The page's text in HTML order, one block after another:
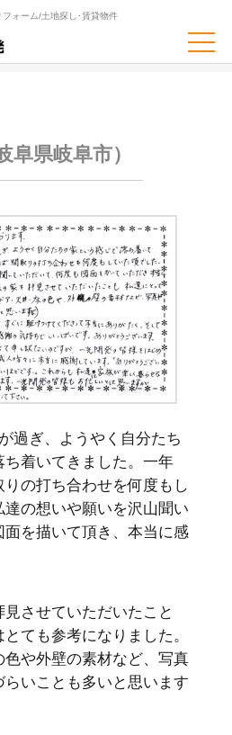
フォーム/土地探し･賃貸物件
阜県岐阜市）
過ぎ、ようやく自分たち
着いてきました。一年
の打ち合わせを何度もし
の想いや願いを沢山聞い
を描いて頂き、本当に感
させていただいたこと
ても参考になりました。
色や外壁の素材など、写真
いことも多いと思います